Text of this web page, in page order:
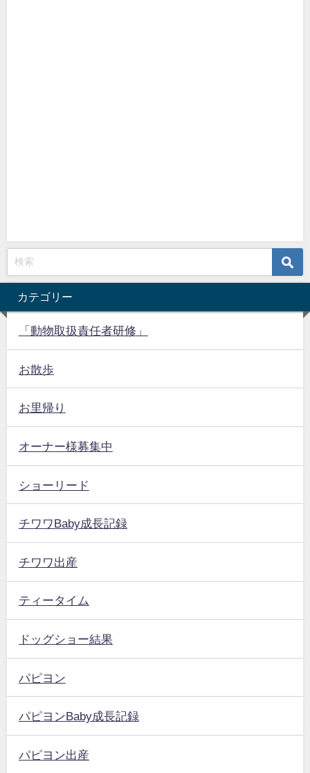
カテゴリー
「動物取扱責任者研修」
お散歩
お里帰り
オーナー様募集中
ショーリード
チワワBaby成長記録
チワワ出産
ティータイム
ドッグショー結果
パピヨン
パピヨンBaby成長記録
パピヨン出産